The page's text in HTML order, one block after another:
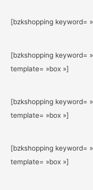
[bzkshopping keyword=
[bzkshopping keyword=
template= »box »]
[bzkshopping keyword=
template= »box »]
[bzkshopping keyword=
template= »box »]